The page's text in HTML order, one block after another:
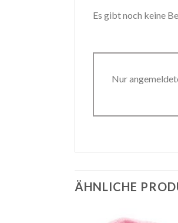
Es gibt noch keine
Nur
ÄHNLICHE